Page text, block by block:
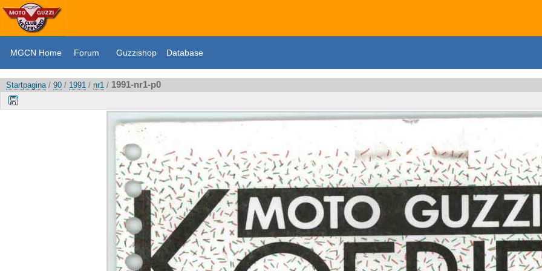
MGCN Home Forum Guzzishop Database
Startpagina/ 90 / 1991 / nr1 / 1991-nr1-p0